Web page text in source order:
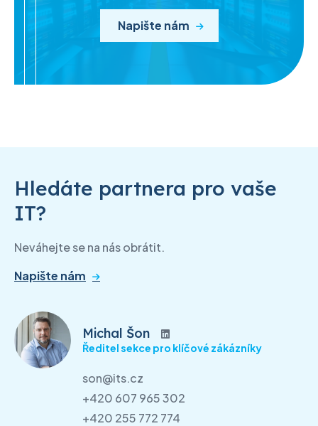
Napište nám
Hledáte partnera pro vaše
IT?
Neváhejte se na nás obrátit.
Napište nám
Michal Šon
Ředitel sekce pro klíčové zákázníky
son@its.cz
+420 607 965 302
+420 255 772 774